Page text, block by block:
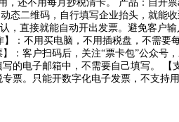
还不用每月抄税清卡。 产品：自开票
态二维码，自行填写企业抬头，就能
，直接就能自动开出发票。避免客户
：不用买电脑，不用插税盘，不需要
：客户扫码后，关注“票卡包”公众号
的电子邮箱中，不需要自己填写。 【
票。只能开数字化电子发票，不支持